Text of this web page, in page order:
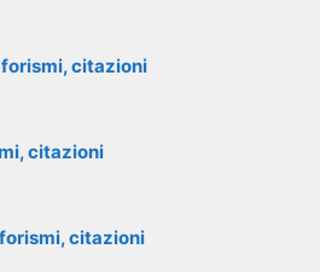
citazioni
citazioni
citazioni